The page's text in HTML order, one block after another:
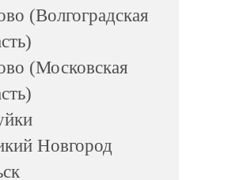
(Волгоградская
(Московская
Новгород